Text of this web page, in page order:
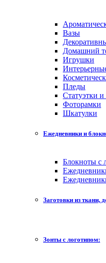
Вазы
Домашний
Игрушки
Пледы
Статуэтки
Фоторамки
Шкатулки
Ежедневники и
Блокноты с
Заготовки из ткани,
Зонты с логотипом: